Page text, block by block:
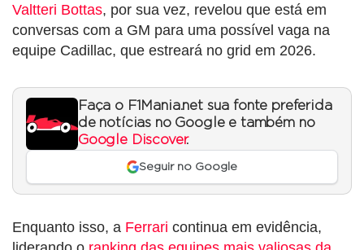
Valtteri Bottas, por sua vez, revelou que está em
conversas com a GM para uma possível vaga na
equipe Cadillac, que estreará no grid em 2026.
Faça o F1Mania.net sua fonte preferida
de notícias no Google e também no
Google Discover.
Seguir no Google
Enquanto isso, a Ferrari continua em evidência,